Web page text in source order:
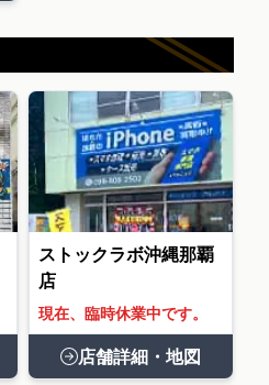
ストックラボ沖縄那覇
店
現在、臨時休業中です。
店舗詳細・地図